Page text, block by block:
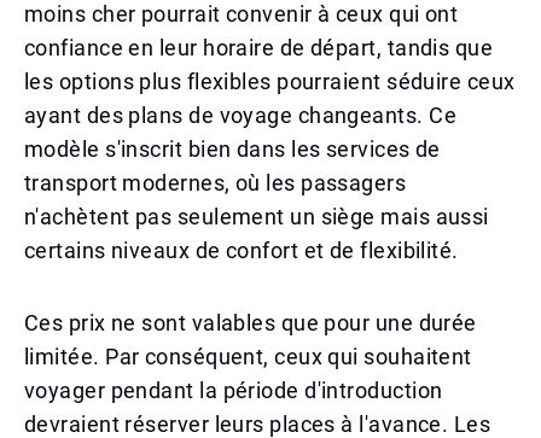
moins cher pourrait convenir à ceux qui ont
confiance en leur horaire de départ, tandis que
les options plus flexibles pourraient séduire ceux
ayant des plans de voyage changeants. Ce
modèle s'inscrit bien dans les services de
transport modernes, où les passagers
n'achètent pas seulement un siège mais aussi
certains niveaux de confort et de flexibilité.
Ces prix ne sont valables que pour une durée
limitée. Par conséquent, ceux qui souhaitent
voyager pendant la période d'introduction
devraient réserver leurs places à l'avance. Les